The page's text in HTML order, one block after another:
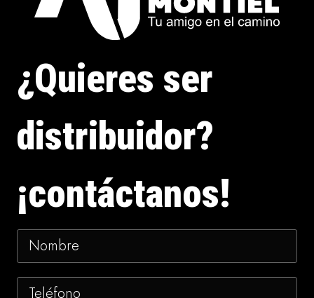
¿Quieres ser
distribuidor?
¡contáctanos!